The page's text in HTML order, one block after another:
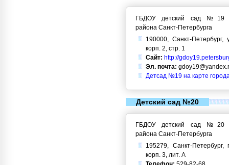
ГБДОУ детский сад №19
района Санкт-Петербурга
190000, Санкт-
корп. 2, стр. 1
Сайт: http://
Эл. почта:
Детсад №19 на карте
Детский сад №20
ГБДОУ детский сад №20
района Санкт-Петербурга
195279, Санкт-
корп. 3, лит. А